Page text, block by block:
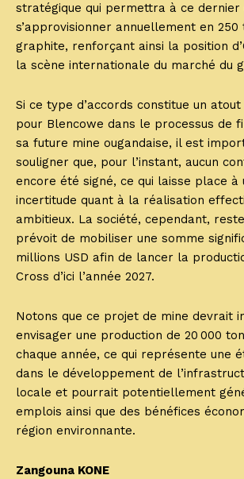
stratégique qui permettra à ce dernier
s’approvisionner annuellement en 250
graphite, renforçant ainsi la position
la scène internationale du marché du
Si ce type d’accords constitue un
pour Blencowe dans le processus de
sa future mine ougandaise, il est
souligner que, pour l’instant, aucun
encore été signé, ce qui laisse place à
incertitude quant à la réalisation
ambitieux. La société, cependant,
prévoit de mobiliser une somme
millions USD afin de lancer la
Cross d’ici l’année 2027.
Notons que ce projet de mine devrait
envisager une production de 20 000
chaque année, ce qui représente une
dans le développement de
locale et pourrait potentiellement
emplois ainsi que des bénéfices
région environnante.
Zangouna KONE